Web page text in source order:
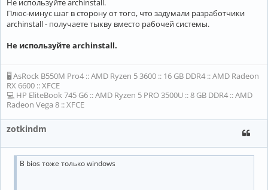
Не используйте archinstall.
Плюс-минус шаг в сторону от того, что задумали разработчики
archinstall - получаете тыкву вместо рабочей системы.
Не используйте archinstall.
🖥 AsRock B550M Pro4 :: AMD Ryzen 5 3600 :: 16 GB DDR4 :: AMD Radeon
RX 6600 :: XFCE
💻 HP EliteBook 745 G6 :: AMD Ryzen 5 PRO 3500U :: 8 GB DDR4 :: AMD
Radeon Vega 8 :: XFCE
zotkindm
В bios тоже только windows